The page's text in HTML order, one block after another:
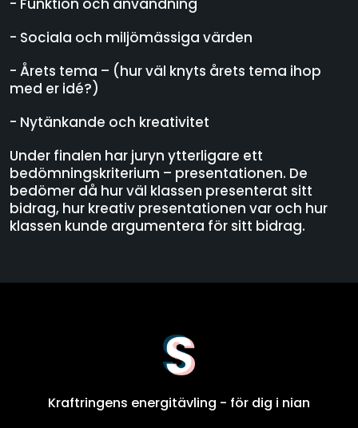
- Sociala och miljömässiga värden
- Årets tema – (hur väl knyts årets tema ihop
med er idé?)
- Nytänkande och kreativitet
Under finalen har juryn ytterligare ett
bedömningskriterium – presentationen. De
bedömer då hur väl klassen presenterat sitt
bidrag, hur kreativ presentationen var och hur
klassen kunde argumentera för sitt bidrag.
Kraftringens energitävling - för dig i nian